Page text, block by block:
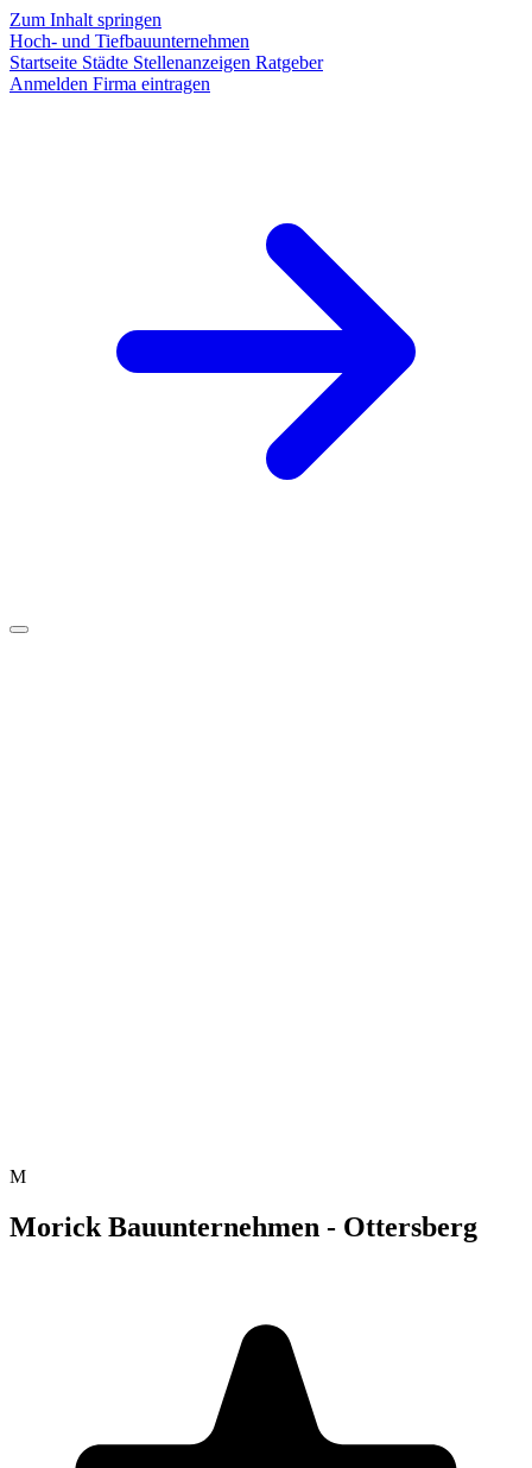
Zum Inhalt springen
Hoch- und Tiefbauunternehmen
Startseite Städte Stellenanzeigen Ratgeber
Anmelden Firma eintragen
M
Morick Bauunternehmen - Ottersberg